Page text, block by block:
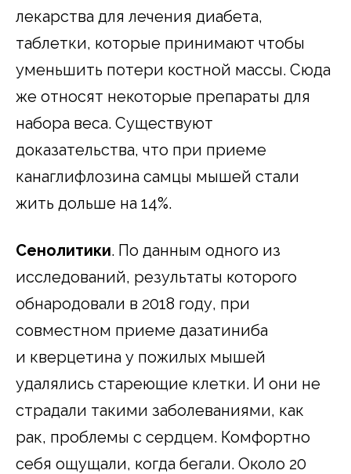
лекарства для лечения диабета,
таблетки, которые принимают чтобы
уменьшить потери костной массы. Сюда
же относят некоторые препараты для
набора веса. Существуют
доказательства, что при приеме
канаглифлозина самцы мышей стали
жить дольше на 14%.
Сенолитики. По данным одного из
исследований, результаты которого
обнародовали в 2018 году, при
совместном приеме дазатиниба
и кверцетина у пожилых мышей
удалялись стареющие клетки. И они не
страдали такими заболеваниями, как
рак, проблемы с сердцем. Комфортно
себя ощущали, когда бегали. Около 20